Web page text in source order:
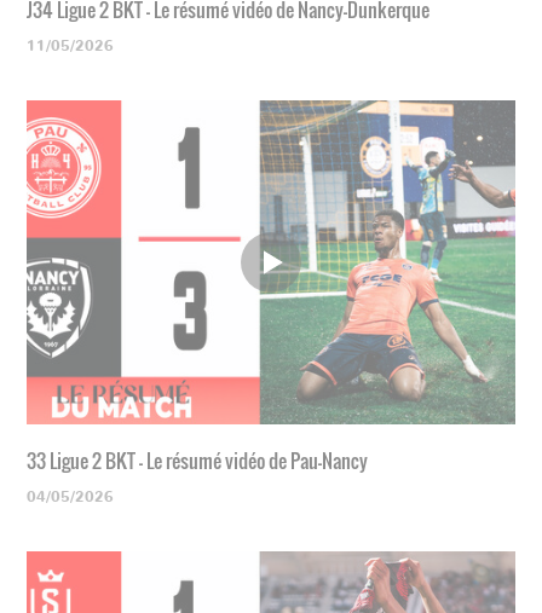
J34 Ligue 2 BKT - Le résumé vidéo de Nancy-Dunkerque
11/05/2026
33 Ligue 2 BKT - Le résumé vidéo de Pau-Nancy
04/05/2026